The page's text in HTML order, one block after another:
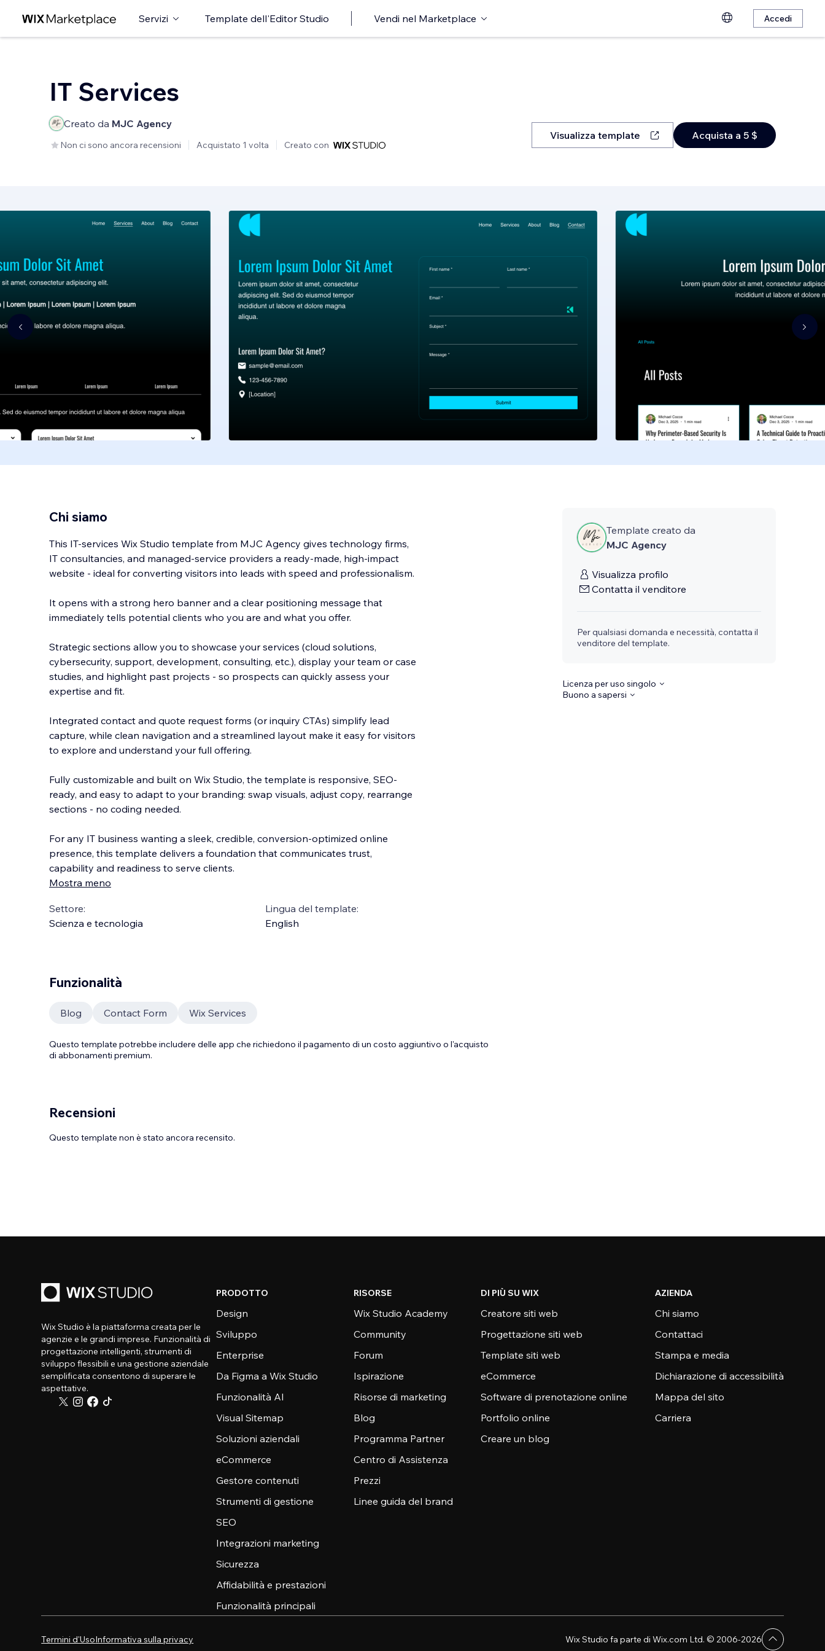
Servizi Template dell'Editor Studio Vendi nel Marketplace Accedi
IT Services
Creato da MJC Agency
Non ci sono ancora recensioni Acquistato 1 volta Creato con
Visualizza template Acquista a 5 $
Chi siamo
This IT-services Wix Studio template from MJC Agency gives technology firms,
IT consultancies, and managed-service providers a ready-made, high-impact
website - ideal for converting visitors into leads with speed and professionalism.
It opens with a strong hero banner and a clear positioning message that
immediately tells potential clients who you are and what you offer.
Strategic sections allow you to showcase your services (cloud solutions,
cybersecurity, support, development, consulting, etc.), display your team or case
studies, and highlight past projects - so prospects can quickly assess your
expertise and fit.
Integrated contact and quote request forms (or inquiry CTAs) simplify lead
capture, while clean navigation and a streamlined layout make it easy for visitors
to explore and understand your full offering.
Fully customizable and built on Wix Studio, the template is responsive, SEO-
ready, and easy to adapt to your branding: swap visuals, adjust copy, rearrange
sections - no coding needed.
For any IT business wanting a sleek, credible, conversion-optimized online
presence, this template delivers a foundation that communicates trust,
capability and readiness to serve clients.
Mostra meno
Settore:
Scienza e tecnologia
Lingua del template:
English
Template creato da
MJC Agency
Visualizza profilo
Contatta il venditore
Per qualsiasi domanda e necessità, contatta il
venditore del template.
Licenza per uso singolo
Buono a sapersi
Funzionalità
Blog Contact Form Wix Services
Questo template potrebbe includere delle app che richiedono il pagamento di un costo aggiuntivo o l'acquisto
di abbonamenti premium.
Recensioni
Questo template non è stato ancora recensito.
Wix Studio è la piattaforma creata per le
agenzie e le grandi imprese. Funzionalità di
progettazione intelligenti, strumenti di
sviluppo flessibili e una gestione aziendale
semplificata consentono di superare le
aspettative.
PRODOTTO
Design
Sviluppo
Enterprise
Da Figma a Wix Studio
Funzionalità AI
Visual Sitemap
Soluzioni aziendali
eCommerce
Gestore contenuti
Strumenti di gestione
SEO
Integrazioni marketing
Sicurezza
Affidabilità e prestazioni
Funzionalità principali
RISORSE
Wix Studio Academy
Community
Forum
Ispirazione
Risorse di marketing
Blog
Programma Partner
Centro di Assistenza
Prezzi
Linee guida del brand
DI PIÙ SU WIX
Creatore siti web
Progettazione siti web
Template siti web
eCommerce
Software di prenotazione online
Portfolio online
Creare un blog
AZIENDA
Chi siamo
Contattaci
Stampa e media
Dichiarazione di accessibilità
Mappa del sito
Carriera
Termini d'UsoInformativa sulla privacy Wix Studio fa parte di Wix.com Ltd. © 2006-2026